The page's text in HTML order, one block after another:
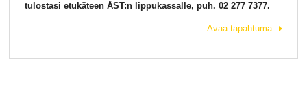
tulostasi etukäteen ÅST:n lippukassalle, puh. 02 277 7377.
Avaa tapahtuma